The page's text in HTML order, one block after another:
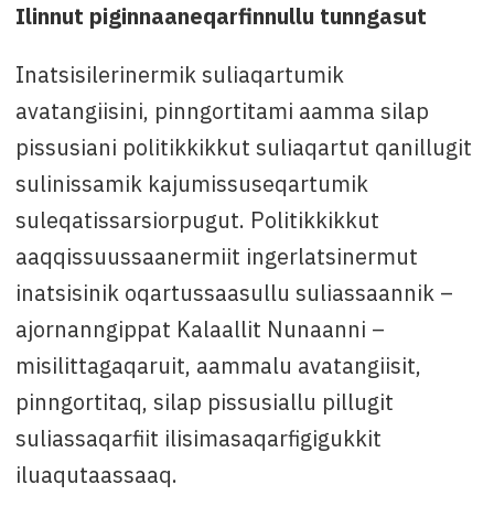
Ilinnut piginnaaneqarfinnullu tunngasut
Inatsisilerinermik suliaqartumik
avatangiisini, pinngortitami aamma silap
pissusiani politikkikkut suliaqartut qanillugit
sulinissamik kajumissuseqartumik
suleqatissarsiorpugut. Politikkikkut
aaqqissuussaanermiit ingerlatsinermut
inatsisinik oqartussaasullu suliassaannik –
ajornanngippat Kalaallit Nunaanni –
misilittagaqaruit, aammalu avatangiisit,
pinngortitaq, silap pissusiallu pillugit
suliassaqarfiit ilisimasaqarfigigukkit
iluaqutaassaaq.